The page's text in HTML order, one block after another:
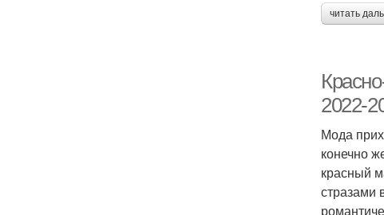
читать
2022-
Мода
конечно
красный
стразами